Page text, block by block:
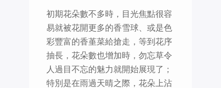
初期花朵數不多時，目光焦點很容
易就被花開更多的香雪球、或是色
彩豐富的香堇菜給搶走，等到花序
抽長，花朵數也增加時，勿忘草令
人過目不忘的魅力就開始展現了；
特別是在雨過天晴之際，花朵上沾